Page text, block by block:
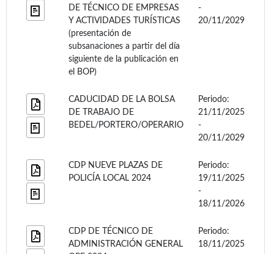
DE TÉCNICO DE EMPRESAS
Y ACTIVIDADES TURÍSTICAS
(presentación de
subsanaciones a partir del día
siguiente de la publicación en
el BOP)
-
20/11/2029
CADUCIDAD DE LA BOLSA
DE TRABAJO DE
BEDEL/PORTERO/OPERARIO
Periodo:
21/11/2025
-
20/11/2029
CDP NUEVE PLAZAS DE
POLICÍA LOCAL 2024
Periodo:
19/11/2025
-
18/11/2026
CDP DE TÉCNICO DE
ADMINISTRACIÓN GENERAL
Periodo:
18/11/2025